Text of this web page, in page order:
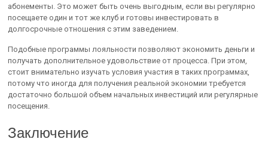
абонементы. Это может быть очень выгодным, если вы регулярно
посещаете один и тот же клуб и готовы инвестировать в
долгосрочные отношения с этим заведением.
Подобные программы лояльности позволяют экономить деньги и
получать дополнительное удовольствие от процесса. При этом,
стоит внимательно изучать условия участия в таких программах,
потому что иногда для получения реальной экономии требуется
достаточно большой объем начальных инвестиций или регулярные
посещения.
Заключение